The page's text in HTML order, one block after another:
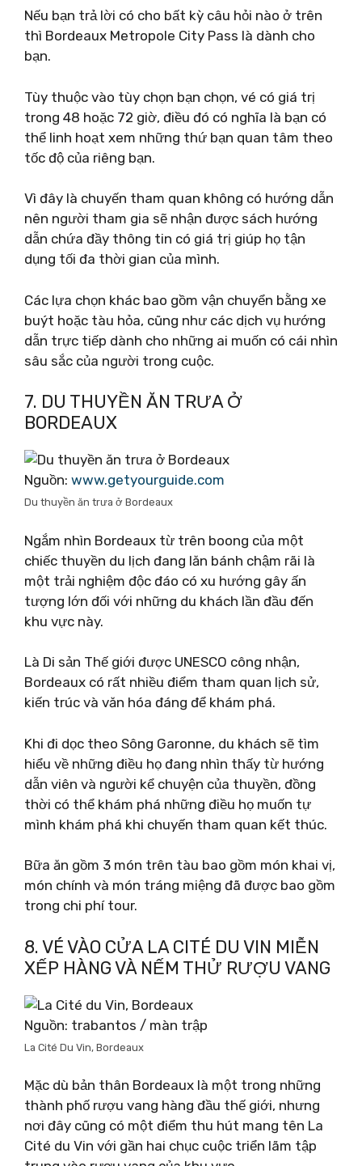
Nếu bạn trả lời có cho bất kỳ câu hỏi nào ở trên
thì Bordeaux Metropole City Pass là dành cho
bạn.
Tùy thuộc vào tùy chọn bạn chọn, vé có giá trị
trong 48 hoặc 72 giờ, điều đó có nghĩa là bạn có
thể linh hoạt xem những thứ bạn quan tâm theo
tốc độ của riêng bạn.
Vì đây là chuyến tham quan không có hướng dẫn
nên người tham gia sẽ nhận được sách hướng
dẫn chứa đầy thông tin có giá trị giúp họ tận
dụng tối đa thời gian của mình.
Các lựa chọn khác bao gồm vận chuyển bằng xe
buýt hoặc tàu hỏa, cũng như các dịch vụ hướng
dẫn trực tiếp dành cho những ai muốn có cái nhìn
sâu sắc của người trong cuộc.
7. DU THUYỀN ĂN TRƯA Ở
BORDEAUX
Nguồn: www.getyourguide.com
Du thuyền ăn trưa ở Bordeaux
Ngắm nhìn Bordeaux từ trên boong của một
chiếc thuyền du lịch đang lăn bánh chậm rãi là
một trải nghiệm độc đáo có xu hướng gây ấn
tượng lớn đối với những du khách lần đầu đến
khu vực này.
Là Di sản Thế giới được UNESCO công nhận,
Bordeaux có rất nhiều điểm tham quan lịch sử,
kiến ​​trúc và văn hóa đáng để khám phá.
Khi đi dọc theo Sông Garonne, du khách sẽ tìm
hiểu về những điều họ đang nhìn thấy từ hướng
dẫn viên và người kể chuyện của thuyền, đồng
thời có thể khám phá những điều họ muốn tự
mình khám phá khi chuyến tham quan kết thúc.
Bữa ăn gồm 3 món trên tàu bao gồm món khai vị,
món chính và món tráng miệng đã được bao gồm
trong chi phí tour.
8. VÉ VÀO CỬA LA CITÉ DU VIN MIỄN
XẾP HÀNG VÀ NẾM THỬ RƯỢU VANG
Nguồn: trabantos / màn trập
La Cité Du Vin, Bordeaux
Mặc dù bản thân Bordeaux là một trong những
thành phố rượu vang hàng đầu thế giới, nhưng
nơi đây cũng có một điểm thu hút mang tên La
Cité du Vin với gần hai chục cuộc triển lãm tập